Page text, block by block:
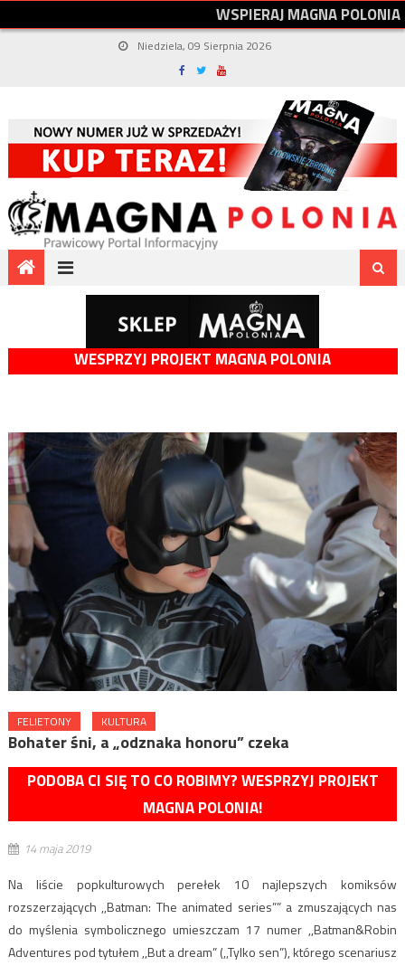
WSPIERAJMAGNAPOLONIA
Niedziela, 09 Sierpnia 2026
WESPRZYJ PROJEKT MAGNA POLONIA
FELIETONY KULTURA
Bohater śni, a „odznaka honoru” czeka
PODOBA CI SIĘ TO CO ROBIMY? WESPRZYJ PROJEKT
MAGNA POLONIA!
14 maja 2019
Na liście popkulturowych perełek 10 najlepszych komiksów
rozszerzających ,,Batman: The animated series”” a zmuszających nas
do myślenia symbolicznego umieszczam 17 numer ,,Batman&Robin
Adventures pod tytułem ,,But a dream” (,,Tylko sen”), którego scenariusz